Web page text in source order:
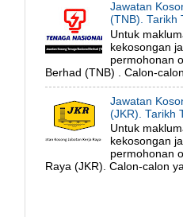
Jawatan
(TNB). Tarikh
Untuk
kekosongan
permohonan
Berhad (TNB) . Calon-calon
Jawatan
(JKR). Tarikh
Untuk
kekosongan
permohonan
Raya (JKR). Calon-calon